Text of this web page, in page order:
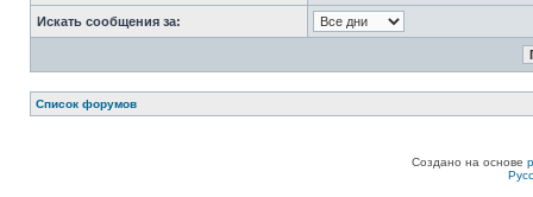
Искать сообщения за:
Список форумов
Создано на основе